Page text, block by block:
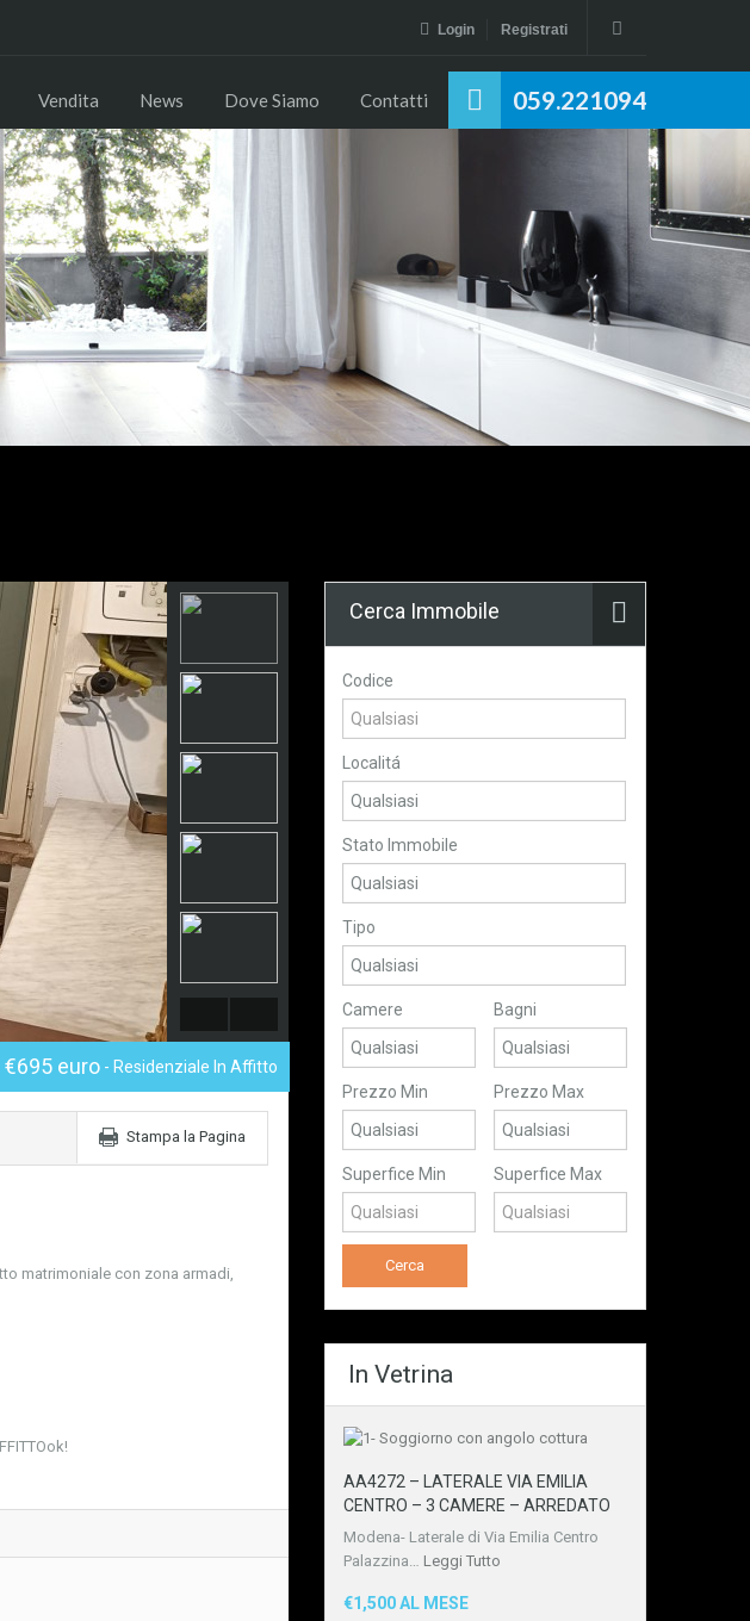
Login Registrati
059.221094
Vendita News Dove Siamo Contatti
€695 euro - Residenziale In Affitto
Stampa la Pagina
matrimoniale con zona armadi,
Cerca Immobile
Codice
Localitá
Stato Immobile
Tipo
Camere Bagni
Prezzo Min Prezzo Max
Superfice Min Superfice Max
In Vetrina
AA4272 – LATERALE VIA EMILIA
CENTRO – 3 CAMERE – ARREDATO
Modena- Laterale di Via Emilia Centro
Palazzina… Leggi Tutto
€1,500 AL MESE